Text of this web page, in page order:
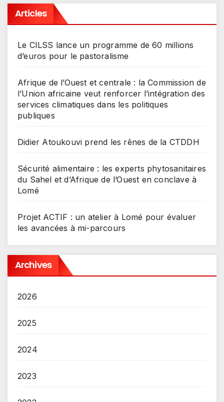
Articles
Le CILSS lance un programme de 60 millions
d’euros pour le pastoralisme
Afrique de l’Ouest et centrale : la Commission de
l’Union africaine veut renforcer l’intégration des
services climatiques dans les politiques
publiques
Didier Atoukouvi prend les rênes de la CTDDH
Sécurité alimentaire : les experts phytosanitaires
du Sahel et d’Afrique de l’Ouest en conclave à
Lomé
Projet ACTIF : un atelier à Lomé pour évaluer
les avancées à mi-parcours
Archives
2026
2025
2024
2023